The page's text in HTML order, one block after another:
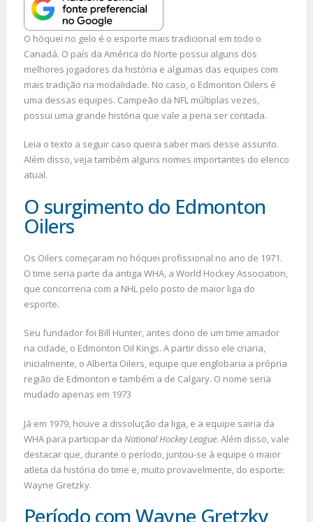
O hóquei no gelo é o esporte mais tradicional em todo o
Canadá. O país da América do Norte possui alguns dos
melhores jogadores da história e algumas das equipes com
mais tradição na modalidade. No caso, o Edmonton Oilers é
uma dessas equipes. Campeão da NFL múltiplas vezes,
possui uma grande história que vale a pena ser contada.
Leia o texto a seguir caso queira saber mais desse assunto.
Além disso, veja também alguns nomes importantes do elenco
atual.
O surgimento do Edmonton
Oilers
Os Oilers começaram no hóquei profissional no ano de 1971.
O time seria parte da antiga WHA, a World Hockey Association,
que concorreria com a NHL pelo posto de maior liga do
esporte.
Seu fundador foi Bill Hunter, antes dono de um time amador
na cidade, o Edmonton Oil Kings. A partir disso ele criaria,
inicialmente, o Alberta Oilers, equipe que englobaria a própria
região de Edmonton e também a de Calgary. O nome seria
mudado apenas em 1973
Já em 1979, houve a dissolução da liga, e a equipe sairia da
WHA para participar da National Hockey League. Além disso, vale
destacar que, durante o período, juntou-se à equipe o maior
atleta da história do time e, muito provavelmente, do esporte:
Wayne Gretzky.
Período com Wayne Gretzky